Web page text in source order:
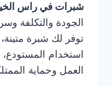
شبرات في راس
الجودة والتكلفة
توفر لك شبرة
استخدام
العمل وحماية